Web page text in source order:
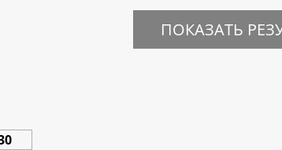
ПОКАЗАТЬ